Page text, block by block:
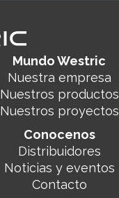
Mundo Westric
Nuestra empresa
Nuestros productos
Nuestros proyectos
Conocenos
Distribuidores
Noticias y eventos
Contacto